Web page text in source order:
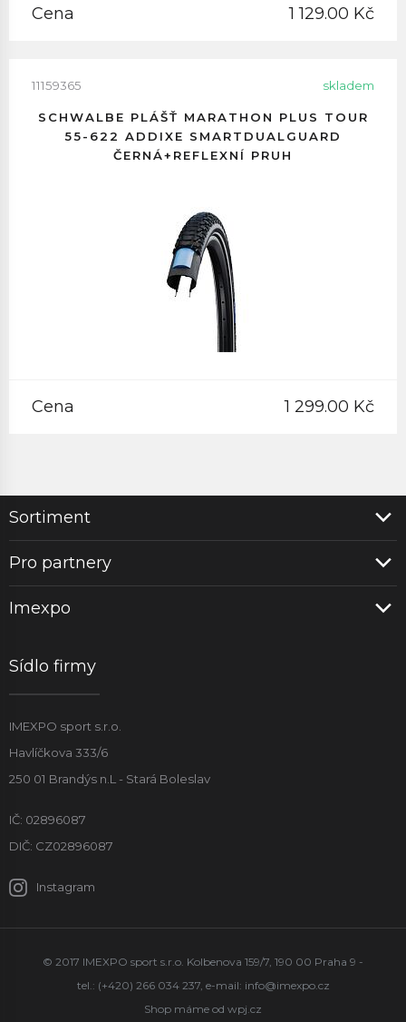
Cena 1 129.00 Kč
11159365 skladem
SCHWALBE PLÁŠŤ MARATHON PLUS TOUR
55-622 ADDIXE SMARTDUALGUARD
ČERNÁ+REFLEXNÍ PRUH
Cena 1 299.00 Kč
Sortiment
Pro partnery
Imexpo
Sídlo firmy
IMEXPO sport s.r.o.
Havlíčkova 333/6
250 01 Brandýs n.L - Stará Boleslav
IČ: 02896087
DIČ: CZ02896087
Instagram
© 2017 IMEXPO sport s.r.o. Kolbenova 159/7, 190 00 Praha 9 -
tel.: (+420) 266 034 237, e-mail: info@imexpo.cz
Shop máme od wpj.cz